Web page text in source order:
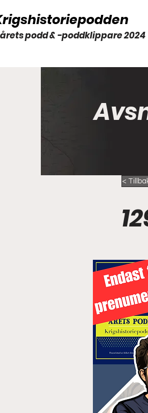
podd & -poddklippare 2024
<